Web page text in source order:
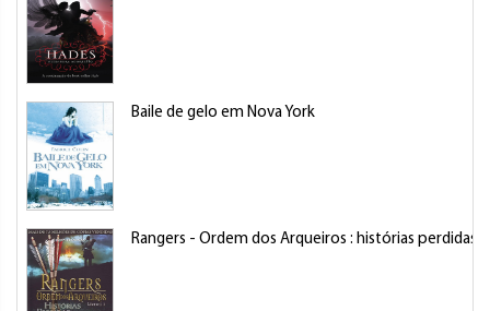
Baile de gelo em Nova York
Rangers - Ordem dos Arqueiros : histórias perdidas